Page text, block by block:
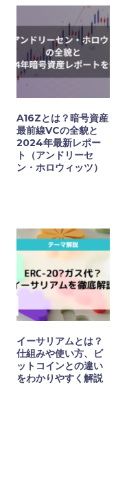
A16Zとは？暗号資産
最前線VCの全貌と
2024年最新レポー
ト（アンドリーセ
ン・ホロウィッツ）
イーサリアムとは？
仕組みや使い方、ビ
ットコインとの違い
をわかりやすく解説